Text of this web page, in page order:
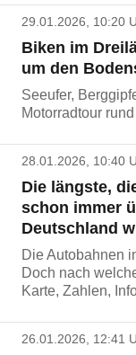
29.01.2026, 10:20
Biken im
um den
Seeufer,
Motorradtour
28.01.2026, 10:40
Die längste,
schon immer
Deutschland
Die Autobahnen
Doch nach
Karte, Zahlen,
26.01.2026, 12:41